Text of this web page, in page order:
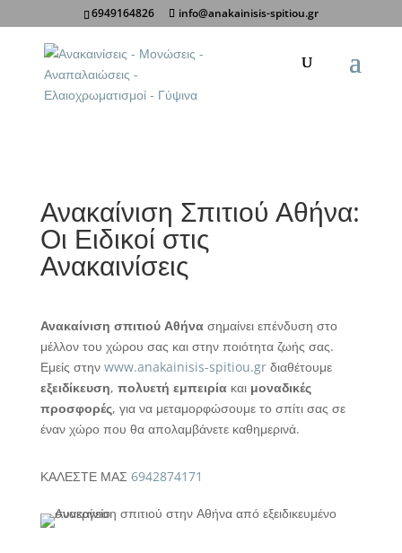
6949164826 info@anakainisis-spitiou.gr
Κοινοποίηση σε:
Ανακαίνιση Σπιτιού Αθήνα:
Οι Ειδικοί στις
Ανακαινίσεις
Ανακαίνιση σπιτιού Αθήνασημαίνει επένδυση στο
μέλλον του χώρου σας και στην ποιότητα ζωής σας.
Εμείς στην www.anakainisis-spitiou.grδιαθέτουμε
εξειδίκευση, πολυετή εμπειρίακαι μοναδικές
προσφορές, για να μεταμορφώσουμε το σπίτι σας σε
έναν χώρο που θα απολαμβάνετε καθημερινά.
ΚΑΛΕΣΤΕ ΜΑΣ 6942874171